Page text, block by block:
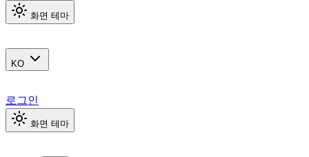
화면 테마
KO
로그인
화면 테마